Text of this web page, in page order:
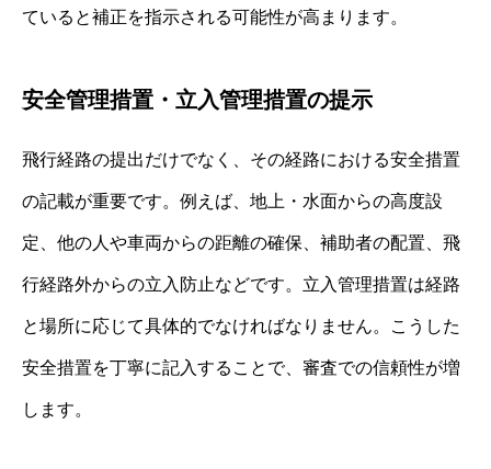
ていると補正を指示される可能性が高まります。
安全管理措置・立入管理措置の提示
飛行経路の提出だけでなく、その経路における安全措置
の記載が重要です。例えば、地上・水面からの高度設
定、他の人や車両からの距離の確保、補助者の配置、飛
行経路外からの立入防止などです。立入管理措置は経路
と場所に応じて具体的でなければなりません。こうした
安全措置を丁寧に記入することで、審査での信頼性が増
します。